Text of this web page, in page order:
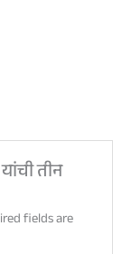
तीन
fields are